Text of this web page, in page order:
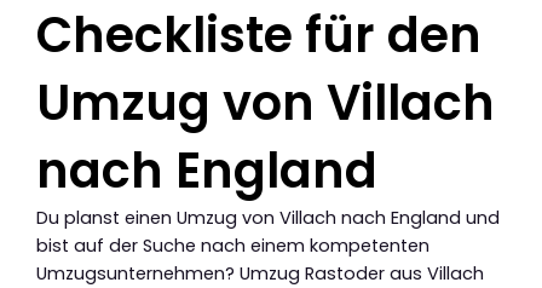
Checkliste für den
Umzug von Villach
nach England
Du planst einen Umzug von Villach nach England und
bist auf der Suche nach einem kompetenten
Umzugsunternehmen? Umzug Rastoder aus Villach